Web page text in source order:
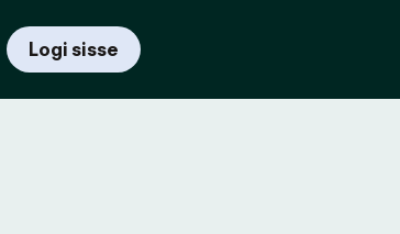
Logi sisse